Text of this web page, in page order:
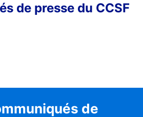
de presse du CCSF
de